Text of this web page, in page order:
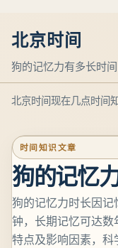
北京时间
狗的记忆力有多长时间
北京时间现在几点时间
时间知识文章
狗的记忆
狗的记忆力时长因
钟，长期记忆可达
特点及影响因素，